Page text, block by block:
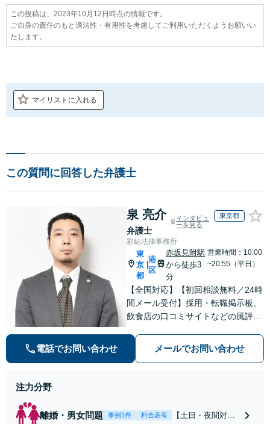
この投稿は、2023年10月12日時点の情報です。
ご自身の責任のもと適法性・有用性を考慮してご利用いただくようお願いい
たします。
マイリストに入れる
この質問に回答した弁護士
泉 亮介
弁護士
インタビュ
ーを見る
東京都
彩結法律事務所
東
京
都
港
区
赤坂見附駅
から徒歩3
分
営業時間：10:00
~20:55（平日）
【全国対応】【初回相談無料／24時
間メール受付】採用・転職掲示板、
飲食店の口コミサイトなどの風評被
の種類を問わず相談可。可能な限り
早期対応で駆けつけサポート【労
電話でお問い合わせ メールでお問い合わせ
注力分野
離婚・男女問題 事例1件 料金表有
【土日・夜間対応